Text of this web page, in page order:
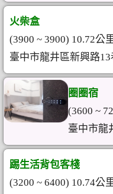
火柴盒
(3900 ~ 3900) 10.72公
臺中市龍井區新興路13
圈圈宿
(3600 ~
臺中市龍
踢生活背包客棧
(3200 ~ 6400) 10.74公